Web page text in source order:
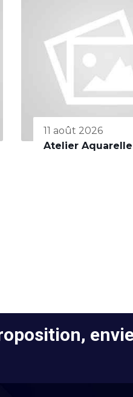
11 août 2026
Atelier Aquarelle